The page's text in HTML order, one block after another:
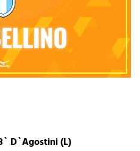
D`Agostini (L)